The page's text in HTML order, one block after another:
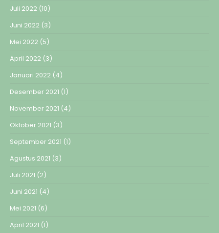
Juli 2022 (10)
Juni 2022 (3)
Mei 2022 (5)
April 2022 (3)
Januari 2022 (4)
Desember 2021 (1)
November 2021 (4)
Oktober 2021 (3)
September 2021 (1)
Agustus 2021 (3)
Juli 2021 (2)
Juni 2021 (4)
Mei 2021 (6)
April 2021 (1)